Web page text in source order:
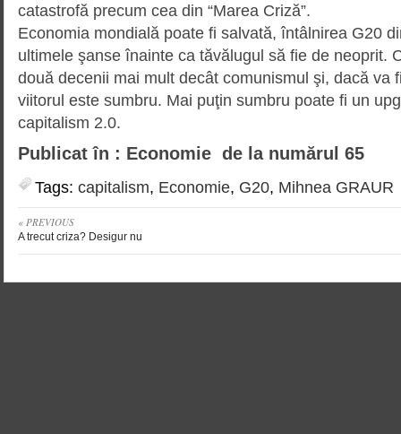
catastrofă precum cea din “Marea Criză”.
Economia mondială poate fi sal­va­tă, întâlnirea G20
ultimele şanse înainte ca tăvălugul să fie de neoprit.
două decenii mai mult decât comu­nis­mul şi, dacă va
viitorul este sumbru. Mai puţin sumbru poate fi un
capitalism 2.0.
Publicat în : Economie de la numărul 65
Tags: capitalism, Economie, G20, Mihnea GRAUR
« PREVIOUS
A trecut criza? Desigur nu